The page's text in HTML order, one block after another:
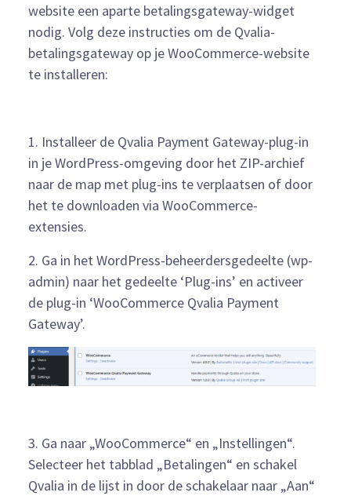
website een aparte betalingsgateway-widget
nodig. Volg deze instructies om de Qvalia-
betalingsgateway op je WooCommerce-website
te installeren:
1. Installeer de Qvalia Payment Gateway-plug-in
in je WordPress-omgeving door het ZIP-archief
naar de map met plug-ins te verplaatsen of door
het te downloaden via WooCommerce-
extensies.
2. Ga in het WordPress-beheerdersgedeelte (wp-
admin) naar het gedeelte ‘Plug-ins’ en activeer
de plug-in ‘WooCommerce Qvalia Payment
Gateway’.
3. Ga naar „WooCommerce“ en „Instellingen“.
Selecteer het tabblad „Betalingen“ en schakel
Qvalia in de lijst in door de schakelaar naar „Aan“